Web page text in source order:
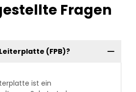
Fragen
(FPB)?
ist ein